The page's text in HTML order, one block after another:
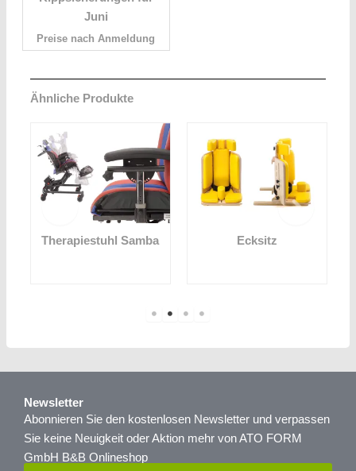
Juni
Preise nach Anmeldung
Ähnliche Produkte
Therapiestuhl Samba Ecksitz
Newsletter
Abonnieren Sie den kostenlosen Newsletter und verpassen
Sie keine Neuigkeit oder Aktion mehr von ATO FORM
GmbH B&B Onlineshop